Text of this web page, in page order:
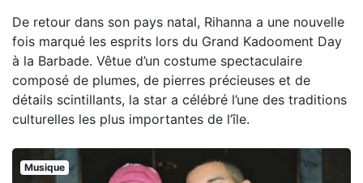
De retour dans son pays natal, Rihanna a une nouvelle
fois marqué les esprits lors du Grand Kadooment Day
à la Barbade. Vêtue d’un costume spectaculaire
composé de plumes, de pierres précieuses et de
détails scintillants, la star a célébré l’une des traditions
culturelles les plus importantes de l’île.
Musique